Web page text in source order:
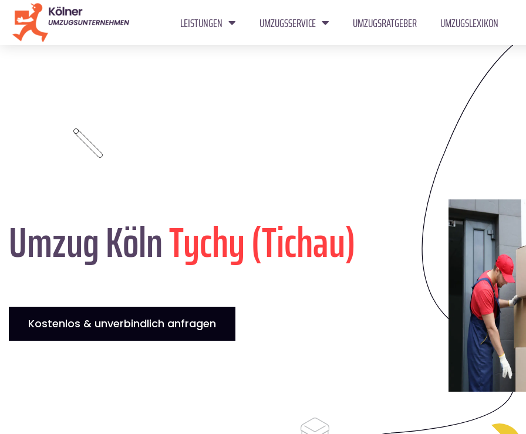
LEISTUNGEN UMZUGSSERVICE UMZUGSRATGEBER UMZUGSLEXIKON
Umzug KölnTychy (Tichau)
Kostenlos & unverbindlich anfragen